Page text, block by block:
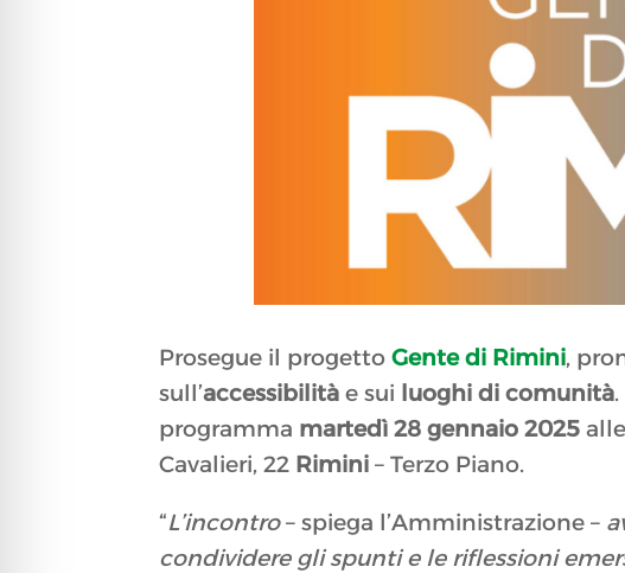
Prosegue il progettoGente di Rimini,
sull’accessibilità e sui luoghi di comunità
programma martedì 28 gennaio 2025
Cavalieri, 22 Rimini – Terzo Piano.
“L’incontro– spiega l’Amministrazione –
condividere gli spunti e le riflessioni